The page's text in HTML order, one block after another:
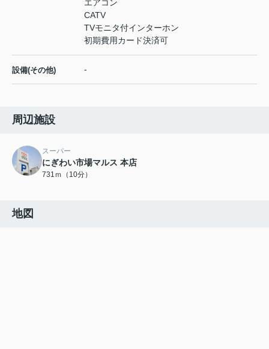
エアコン
CATV
TVモニタ付インターホン
初期費用カード決済可
設備(その他) -
周辺施設
スーパー
にぎわい市場マルス 本店
731ｍ（10分）
地図